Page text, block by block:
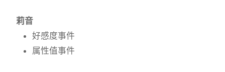
莉音
好感度事件
属性值事件